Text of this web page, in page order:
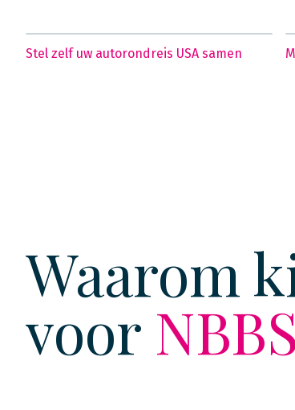
Stel zelf uw autorondreis USA samen
Waarom
voor